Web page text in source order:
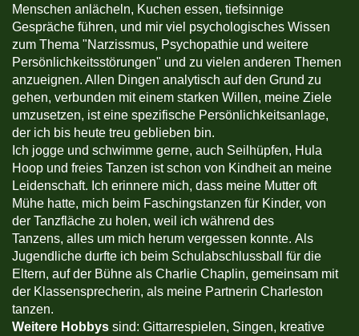
Menschen anlächeln, Kuchen essen, tiefsinnige
Gespräche führen, und mir viel psychologisches Wissen
zum Thema "Narzissmus, Psychopathie und weitere
Persönlichkeitsstörungen" und zu vielen anderen Themen
anzueignen. Allen Dingen analytisch auf den Grund zu
gehen, verbunden mit einem starken Willen, meine Ziele
umzusetzen, ist eine spezifische Persönlichkeitsanlage,
der ich bis heute treu geblieben bin.
Ich jogge und schwimme gerne, auch Seilhüpfen, Hula
Hoop und freies Tanzen ist schon von Kindheit an meine
Leidenschaft. Ich erinnere mich, dass meine Mutter oft
Mühe hatte, mich beim Faschingstanzen für Kinder, von
der Tanzfläche zu holen, weil ich während des
Tanzens, alles um mich herum vergessen konnte. Als
Jugendliche durfte ich beim Schulabschlussball für die
Eltern, auf der Bühne als Charlie Chaplin, gemeinsam mit
der Klassensprecherin, als meine Partnerin Charleston
tanzen.
Weitere Hobbys sind: Gittarrespielen, Singen, kreative